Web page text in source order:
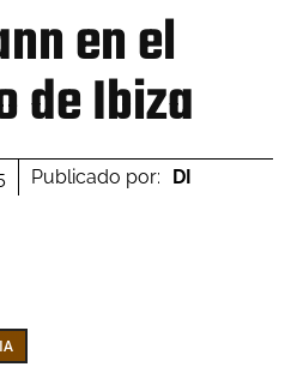
en el
de Ibiza
Publicado por: DI